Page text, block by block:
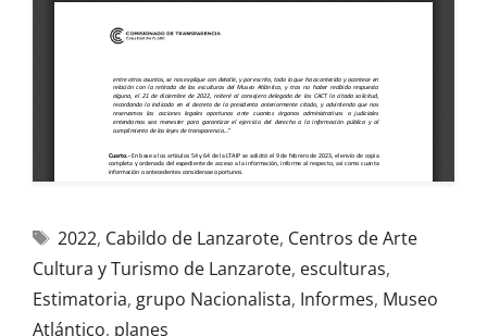
2022, Cabildo de Lanzarote, Centros de Arte
Cultura y Turismo de Lanzarote, esculturas,
Estimatoria, grupo Nacionalista, Informes, Museo
Atlántico, planes